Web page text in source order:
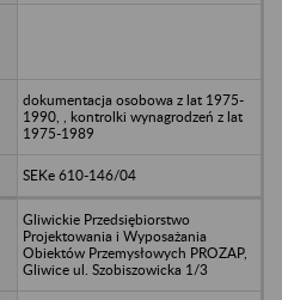
dokumentacja osobowa z lat 1975-
1990, , kontrolki wynagrodzeń z lat
1975-1989
SEKe 610-146/04
Gliwickie Przedsiębiorstwo
Projektowania i Wyposażania
Obiektów Przemysłowych PROZAP,
Gliwice ul. Szobiszowicka 1/3